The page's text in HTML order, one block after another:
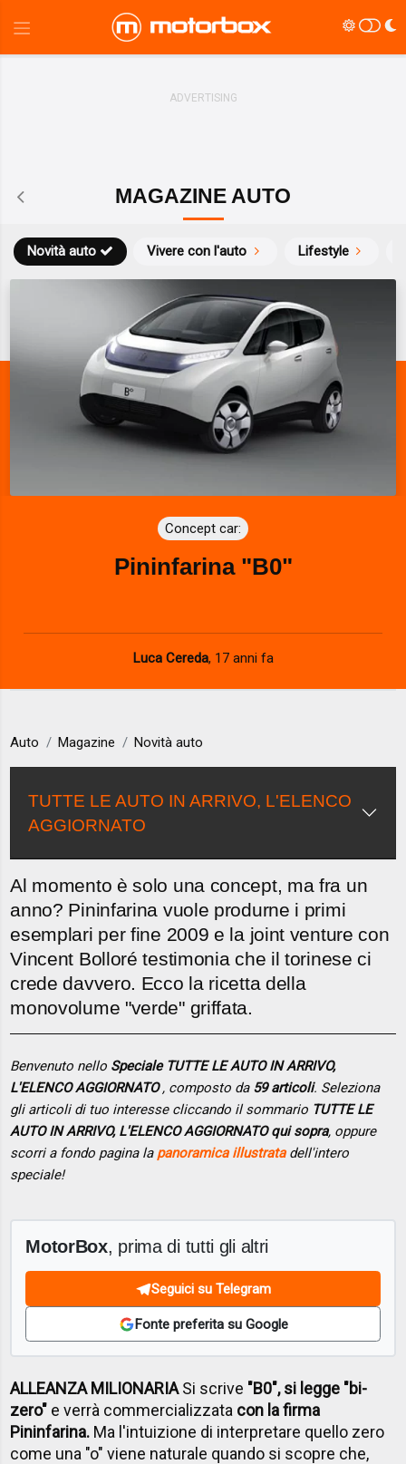
MAGAZINE AUTO
Novità auto Vivere con l'auto Lifestyle
Concept car:
Pininfarina "B0"
Luca Cereda, 17 anni fa
Auto Magazine Novità auto
TUTTE LE AUTO IN ARRIVO, L'ELENCO
AGGIORNATO
Al momento è solo una concept, ma fra un
anno? Pininfarina vuole produrne i primi
esemplari per fine 2009 e la joint venture con
Vincent Bolloré testimonia che il torinese ci
crede davvero. Ecco la ricetta della
monovolume "verde" griffata.
Benvenuto nello Speciale TUTTE LE AUTO IN ARRIVO,
L'ELENCO AGGIORNATO, composto da 59 articoli. Seleziona
gli articoli di tuo interesse cliccando il sommario TUTTE LE
AUTO IN ARRIVO, L'ELENCO AGGIORNATO qui sopra, oppure
scorri a fondo pagina la panoramica illustratadell'intero
speciale!
MotorBox, prima di tutti gli altri
Seguici su Telegram
Fonte preferita su Google
ALLEANZA MILIONARIASi scrive "B0", si legge "bi-
zero" e verrà commercializzata con la firma
Pininfarina. Ma l'intuizione di interpretare quello zero
come una "o" viene naturale quando si scopre che,